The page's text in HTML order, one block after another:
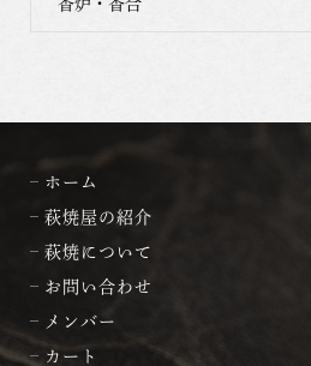
ホーム
萩焼屋の紹介
萩焼について
お問い合わせ
メンバー
カート